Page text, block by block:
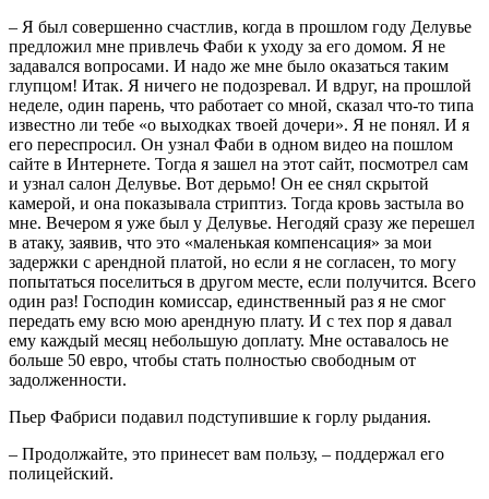
– Я был совершенно счастлив, когда в прошлом году Делувье
предложил мне привлечь Фаби к уходу за его домом. Я не
задавался вопросами. И надо же мне было оказаться таким
глупцом! Итак. Я ничего не подозревал. И вдруг, на прошлой
неделе, один парень, что работает со мной, сказал что-то типа
известно ли тебе «о выходках твоей дочери». Я не понял. И я
его переспросил. Он узнал Фаби в одном видео на пошлом
сайте в Интернете. Тогда я зашел на этот сайт, посмотрел сам
и узнал салон Делувье. Вот дерьмо! Он ее снял скрытой
камерой, и она показывала стриптиз. Тогда кровь застыла во
мне. Вечером я уже был у Делувье. Негодяй сразу же перешел
в атаку, заявив, что это «маленькая компенсация» за мои
задержки с арендной платой, но если я не согласен, то могу
попытаться поселиться в другом месте, если получится. Всего
один раз! Господин комиссар, единственный раз я не смог
передать ему всю мою арендную плату. И с тех пор я давал
ему каждый месяц небольшую доплату. Мне оставалось не
больше 50 евро, чтобы стать полностью свободным от
задолженности.
Пьер Фабриси подавил подступившие к горлу рыдания.
– Продолжайте, это принесет вам пользу, – поддержал его
полицейский.